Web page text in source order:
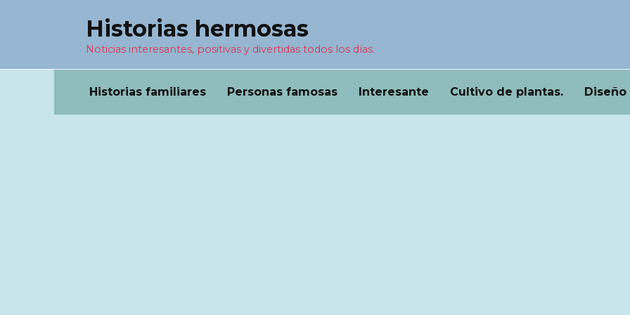
Historias hermosas
Noticias interesantes, positivas y divertidas todos los días.
Historias familiares Personas famosas Interesante Cultivo de plantas. Diseño